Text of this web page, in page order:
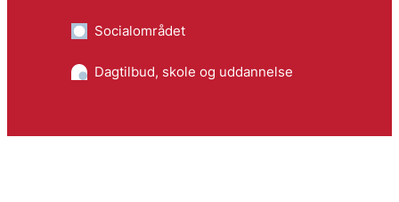
Socialområdet
Dagtilbud, skole og uddannelse